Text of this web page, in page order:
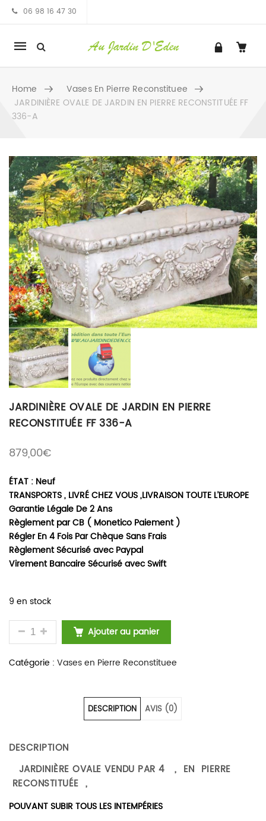
06 98 16 47 30
Mobile
navigation
Home
Vases En Pierre Reconstituee
JARDINIÈRE OVALE DE JARDIN EN PIERRE RECONSTITUÉE FF
336-A
Skip to content
JARDINIÈRE OVALE DE JARDIN EN PIERRE
RECONSTITUÉE FF 336-A
879,00€
ÉTAT : Neuf
TRANSPORTS , LIVRÉ CHEZ VOUS ,LIVRAISON TOUTE L’EUROPE
Garantie Légale De 2 Ans
Règlement par CB ( Monetico Paiement )
Régler En 4 Fois Par Chèque Sans Frais
Règlement Sécurisé avec Paypal
Virement Bancaire Sécurisé avec Swift
9 en stock
QUANTITÉ DE JARDINIÈRE OVALE DE JARDIN EN
Ajouter au panier
Catégorie : Vases en Pierre Reconstituee
DESCRIPTION AVIS (0)
DESCRIPTION
JARDINIÈRE OVALE VENDU PAR 4 , EN PIERRE
RECONSTITUÉE ,
POUVANT SUBIR TOUS LES INTEMPÉRIES